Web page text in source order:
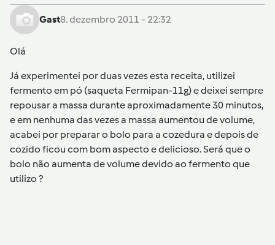
Gast8. dezembro 2011 - 22:32
Olá
Já experimentei por duas vezes esta receita, utilizei
fermento em pó (saqueta Fermipan-11g) e deixei sempre
repousar a massa durante aproximadamente 30 minutos,
e em nenhuma das vezes a massa aumentou de volume,
acabei por preparar o bolo para a cozedura e depois de
cozido ficou com bom aspecto e delicioso. Será que o
bolo não aumenta de volume devido ao fermento que
utilizo ?